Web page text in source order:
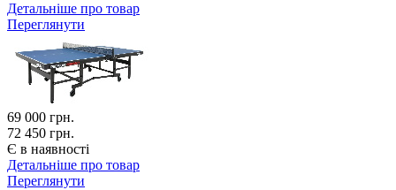
Детальніше про товар
Переглянути
69 000 грн.
72 450 грн.
Є в наявності
Детальніше про товар
Переглянути